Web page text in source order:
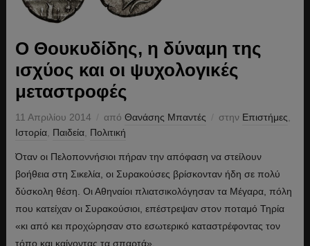
Ο Θουκυδίδης, η δύναμη της
ισχύος και οι ψυχολογικές
μεταστροφές
11 Απριλίου 2014 από Θανάσης Μπαντές στην Επιστήμες
Ιστορία, Παιδεία, Πολιτική
Όταν οι Πελοποννήσιοι πήραν την απόφαση να στείλουν
βοήθεια στη Σικελία, οι Συρακούσες βρίσκονταν ήδη σε πολύ
δύσκολη θέση. Οι Αθηναίοι πλιατσικολόγησαν τα Μέγαρα, πόλη
που κατείχαν οι Συρακούσιοι, επέστρεψαν στον ποταμό Τηρία
«κι από κει προχώρησαν στο εσωτερικό καταστρέφοντας τον
τόπο και καίγοντας τα σπαρτά».